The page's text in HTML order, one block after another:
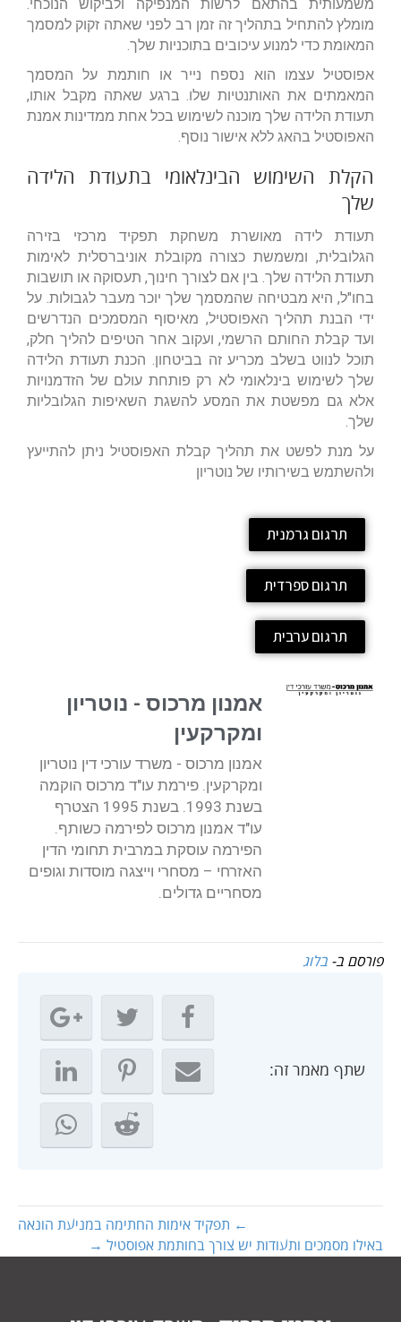
משמעותית בהתאם לרשות המנפיקה ולביקוש הנוכחי.
מומלץ להתחיל בתהליך זה זמן רב לפני שאתה זקוק למסמך
המאומת כדי למנוע עיכובים בתוכניות שלך.
אפוסטיל עצמו הוא נספח נייר או חותמת על המסמך
המאמתים את האותנטיות שלו. ברגע שאתה מקבל אותו,
תעודת הלידה שלך מוכנה לשימוש בכל אחת ממדינות אמנת
האפוסטיל בהאג ללא אישור נוסף.
הקלת השימוש הבינלאומי בתעודת הלידה
שלך
תעודת לידה מאושרת משחקת תפקיד מרכזי בזירה
הגלובלית, ומשמשת כצורה מקובלת אוניברסלית לאימות
תעודת הלידה שלך. בין אם לצורך חינוך, תעסוקה או תושבות
בחו"ל, היא מבטיחה שהמסמך שלך יוכר מעבר לגבולות. על
ידי הבנת תהליך האפוסטיל, מאיסוף המסמכים הנדרשים
ועד קבלת החותם הרשמי, ועקוב אחר הטיפים להליך חלק,
תוכל לנווט בשלב מכריע זה בביטחון. הכנת תעודת הלידה
שלך לשימוש בינלאומי לא רק פותחת עולם של הזדמנויות
אלא גם מפשטת את המסע להשגת השאיפות הגלובליות
שלך.
על מנת לפשט את תהליך קבלת האפוסטיל ניתן להתייעץ
ולהשתמש בשירותיו של נוטריון
תרגום גרמנית
תרגום ספרדית
תרגום ערבית
אמנון מרכוס - נוטריון
ומקרקעין
אמנון מרכוס - משרד עורכי דין נוטריון
ומקרקעין. פירמת עו"ד מרכוס הוקמה
בשנת 1993. בשנת 1995 הצטרף
עו"ד אמנון מרכוס לפירמה כשותף.
הפירמה עוסקת במרבית תחומי הדין
האזרחי – מסחרי וייצגה מוסדות וגופים
מסחריים גדולים.
פורסם ב- בלוג
שתף מאמר זה:
← תפקיד אימות החתימה במניעת הונאה
באילו מסמכים ותעודות יש צורך בחותמת אפוסטיל →